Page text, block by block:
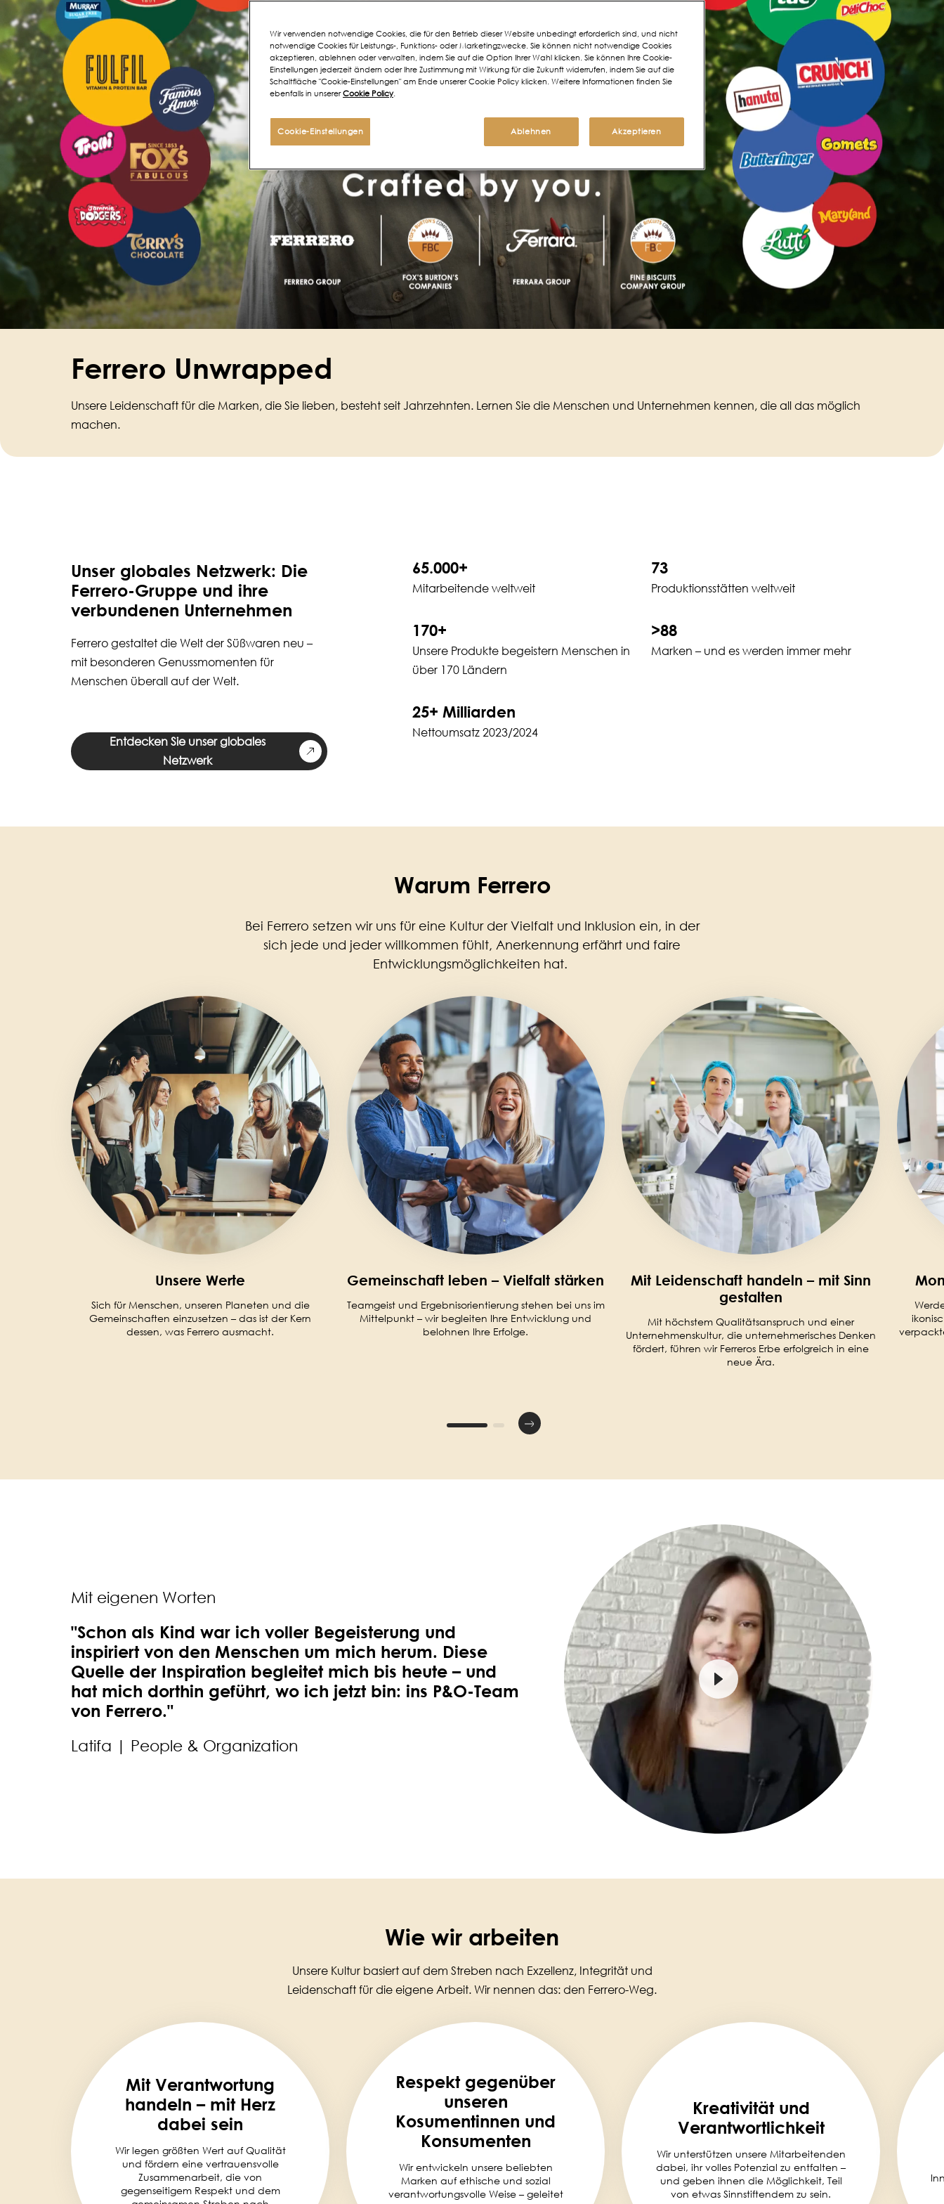
Ferrero Unwrapped
Unsere Leidenschaft für die Marken, die Sie lieben, besteht seit Jahrzehnten. Lernen Sie die Menschen und Unternehmen kennen, die all das möglich
machen.
Unser globales Netzwerk: Die
Ferrero-Gruppe und ihre
verbundenen Unternehmen
Ferrero gestaltet die Welt der Süßwaren neu –
mit besonderen Genussmomenten für
Menschen überall auf der Welt.
Entdecken Sie unser globales
Netzwerk
65.000+
Mitarbeitende weltweit
73
Produktionsstätten weltweit
170+
Unsere Produkte begeistern Menschen in
über 170 Ländern
>88
Marken – und es werden immer mehr
25+ Milliarden
Nettoumsatz 2023/2024
Warum Ferrero
Bei Ferrero setzen wir uns für eine Kultur der Vielfalt und Inklusion ein, in der
sich jede und jeder willkommen fühlt, Anerkennung erfährt und faire
Entwicklungsmöglichkeiten hat.
Unsere Werte
Sich für Menschen, unseren Planeten und die
Gemeinschaften einzusetzen – das ist der Kern
dessen, was Ferrero ausmacht.
Gemeinschaft leben – Vielfalt stärken
Teamgeist und Ergebnisorientierung stehen bei uns im
Mittelpunkt – wir begleiten Ihre Entwicklung und
belohnen Ihre Erfolge.
Mit Leidenschaft handeln – mit Sinn
gestalten
Mit höchstem Qualitätsanspruch und einer
Unternehmenskultur, die unternehmerisches Denken
fördert, führen wir Ferreros Erbe erfolgreich in eine
neue Ära.
Mit eigenen Worten
"Schon als Kind war ich voller Begeisterung und
inspiriert von den Menschen um mich herum. Diese
Quelle der Inspiration begleitet mich bis heute – und
hat mich dorthin geführt, wo ich jetzt bin: ins P&O-Team
von Ferrero."
Latifa | People & Organization
Wie wir arbeiten
Unsere Kultur basiert auf dem Streben nach Exzellenz, Integrität und
Leidenschaft für die eigene Arbeit. Wir nennen das: den Ferrero-Weg.
Mit Verantwortung
handeln – mit Herz
dabei sein
Wir legen größten Wert auf Qualität
und fördern eine vertrauensvolle
Zusammenarbeit, die von
gegenseitigem Respekt und dem
Respekt gegenüber
unseren
Kosumentinnen und
Konsumenten
Wir entwickeln unsere beliebten
Marken auf ethische und sozial
verantwortungsvolle Weise – geleitet
Kreativität und
Verantwortlichkeit
Wir unterstützen unsere Mitarbeitenden
dabei, ihr volles Potenzial zu entfalten –
und geben ihnen die Möglichkeit, Teil
von etwas Sinnstiftendem zu sein.
Wir verwenden notwendige Cookies, die für den Betrieb dieser Website unbedingt erforderlich sind, und nicht
notwendige Cookies für Leistungs-, Funktions- oder Marketingzwecke. Sie können nicht notwendige Cookies
akzeptieren, ablehnen oder verwalten, indem Sie auf die Option Ihrer Wahl klicken. Sie können Ihre Cookie-
Einstellungen jederzeit ändern oder Ihre Zustimmung mit Wirkung für die Zukunft widerrufen, indem Sie auf die
Schaltfläche "Cookie-Einstellungen" am Ende unserer Cookie Policy klicken. Weitere Informationen finden Sie
ebenfalls in unsererCookie Policy.
Cookie-Einstellungen Ablehnen Akzeptieren